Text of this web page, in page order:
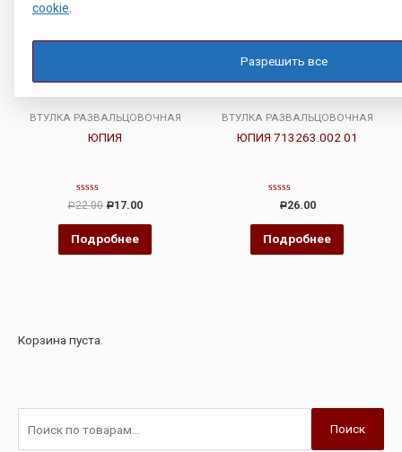
ВТУЛКА РАЗВАЛЬЦОВОЧНАЯ
ЮПИЯ
Оценка
0
из
5
Р22.00 Р17.00
Подробнее
ВТУЛКА РАЗВАЛЬЦОВОЧНАЯ
ЮПИЯ 713263.002 01
Оценка
из
5
Р26.00
Подробнее
Корзина пуста.
Поиск
cookie
Разрешить все